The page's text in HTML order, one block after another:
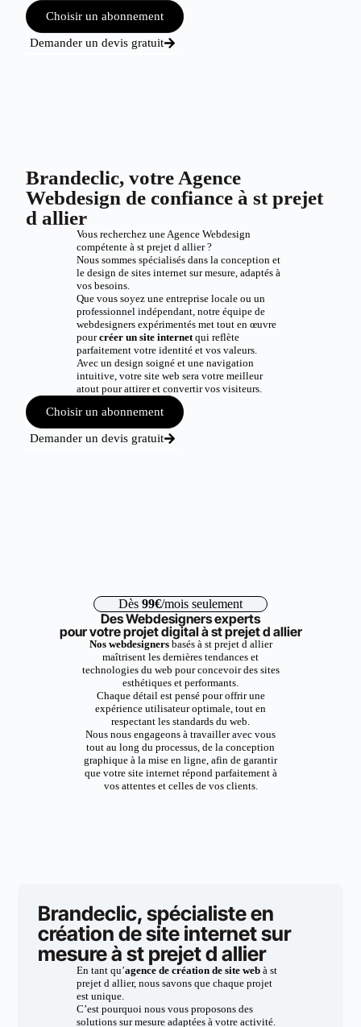
Choisir un abonnement
Demander un devis gratuit
Brandeclic, votre Agence
Webdesign de confiance à st prejet
d allier
Vous recherchez une Agence Webdesign
compétente à st prejet d allier ?
Nous sommes spécialisés dans la conception et
le design de sites internet sur mesure, adaptés à
vos besoins.
Que vous soyez une entreprise locale ou un
professionnel indépendant, notre équipe de
webdesigners expérimentés met tout en œuvre
pourcréer un site internetqui reflète
parfaitement votre identité et vos valeurs.
Avec un design soigné et une navigation
intuitive, votre site web sera votre meilleur
atout pour attirer et convertir vos visiteurs.
Choisir un abonnement
Demander un devis gratuit
Dès 99€/mois seulement
Des Webdesigners experts
pour votre projet digital à st prejet d allier
Nos webdesignersbasés à st prejet d allier
maîtrisent les dernières tendances et
technologies du web pour concevoir des sites
esthétiques et performants.
Chaque détail est pensé pour offrir une
expérience utilisateur optimale, tout en
respectant les standards du web.
Nous nous engageons à travailler avec vous
tout au long du processus, de la conception
graphique à la mise en ligne, afin de garantir
que votre site internet répond parfaitement à
vos attentes et celles de vos clients.
Brandeclic, spécialiste en
création de site internet sur
mesure à st prejet d allier
En tant qu’agence de création de site webà st
prejet d allier, nous savons que chaque projet
est unique.
C’est pourquoi nous vous proposons des
solutions sur mesure adaptées à votre activité.